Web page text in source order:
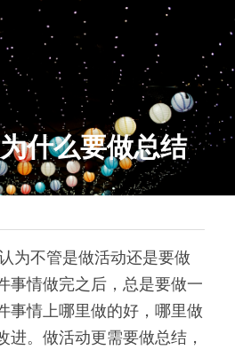
什么要做总结
为不管是做活动还是要做
事情做完之后，总是要做一
事情上哪里做的好，哪里做
进。做活动更需要做总结，